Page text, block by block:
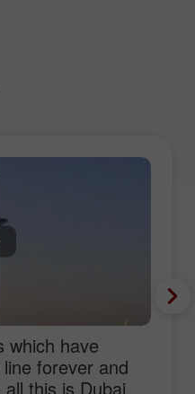
which have
forever and
this is Dubai,